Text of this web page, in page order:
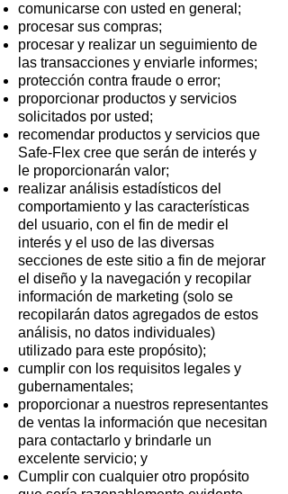
comunicarse con usted en general;
procesar sus compras;
procesar y realizar un seguimiento de
las transacciones y enviarle informes;
protección contra fraude o error;
proporcionar productos y servicios
solicitados por usted;
recomendar productos y servicios que
Safe-Flex cree que serán de interés y
le proporcionarán valor;
realizar análisis estadísticos del
comportamiento y las características
del usuario, con el fin de medir el
interés y el uso de las diversas
secciones de este sitio a fin de mejorar
el diseño y la navegación y recopilar
información de marketing (solo se
recopilarán datos agregados de estos
análisis, no datos individuales)
utilizado para este propósito);
cumplir con los requisitos legales y
gubernamentales;
proporcionar a nuestros representantes
de ventas la información que necesitan
para contactarlo y brindarle un
excelente servicio; y
Cumplir con cualquier otro propósito